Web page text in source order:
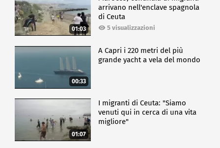
01:03
arrivano nell'enclave spagnola
di Ceuta
5 visualizzazioni
00:33
A Capri i 220 metri del più
grande yacht a vela del mondo
01:07
I migranti di Ceuta: "Siamo
venuti qui in cerca di una vita
migliore"